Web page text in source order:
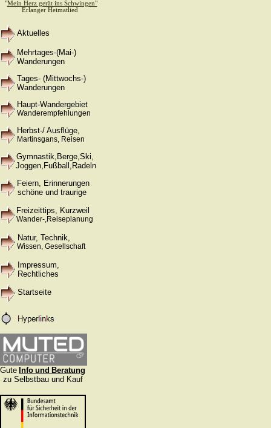
"Mein Herz gerät ins Schwingen"
Erlanger Heimatlied
Aktuelles
Mehrtages-(Mai-)
Wanderungen
Tages- (Mittwochs-)
Wanderungen
Haupt-Wandergebiet
Wanderempfehlungen
Herbst-/ Ausflüge,
Martinsgans, Reisen
Gymnastik,Berge,Ski,
Joggen,Fußball , Radeln
Feiern, Erinnerungen
schöne und traurige
Freizeittips, Kurzweil
Wander-,Reiseplanung
Natur, Technik,
Wissen, Gesellschaft
Impressum,
Rechtliches
Startseite
Gute Info und Beratung
zu Selbstbau und Kauf